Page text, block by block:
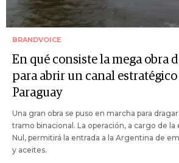
BRANDVOICE
En qué consiste la mega obra
para abrir un canal
Paraguay
Una gran obra se puso en marcha para
tramo binacional. La operación, a cargo de la
Nul, permitirá la entrada a la Argentina de
y aceites.